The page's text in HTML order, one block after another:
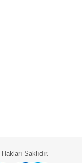
Saklıdır.